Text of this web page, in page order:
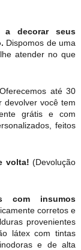
decorar seus
Dispomos de uma
atender no que
Oferecemos até 30
devolver você tem
grátis e com
feitos
volta!(Devolução
com insumos
corretos e
provenientes
látex com tintas
e de alta